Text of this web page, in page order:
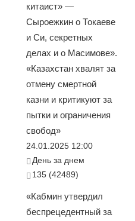
китаист» —
Сыроежкин о Токаеве
и Си, секретных
делах и о Масимове».
«Казахстан хвалят за
отмену смертной
казни и критикуют за
пытки и ограничения
свобод»
24.01.2025 12:00
День за днем
135 (42489)
«Кабмин утвердил
беспрецедентный за